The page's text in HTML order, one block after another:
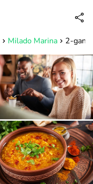
Bereikbaar tot 23:00 uur
Milado Marina 2-